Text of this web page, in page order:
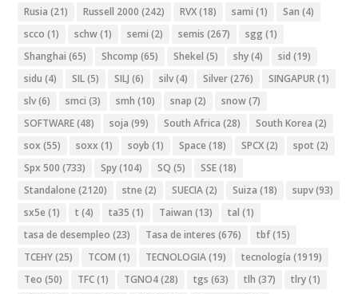
Rusia (21) Russell 2000 (242) RVX(18) sami (1) San (4)
scco (1) schw(1) semi (2) semis (267) sgg (1)
Shanghai (65) Shcomp (65) Shekel (5) shy(4) sid (19)
sidu (4) SIL(5) SILJ (6) silv(4) Silver(276) SINGAPUR(1)
slv(6) smci (3) smh (10) snap (2) snow(7)
SOFTWARE(48) soja (99) South Africa (28) South Korea (2)
sox (55) soxx (1) soyb (1) Space (18) SPCX(2) spot (2)
Spx 500 (733) Spy(104) SQ (5) SSE(18)
Standalone (2120) stne (2) SUECIA(2) Suiza (18) supv(93)
sx5e (1) t (4) ta35 (1) Taiwan (13) tal (1)
tasa de desempleo (23) Tasa de interes (676) tbf(15)
TCEHY(25) TCOM (1) TECNOLOGIA(19) tecnología (1919)
Teo (50) TFC(1) TGNO4(28) tgs (63) tlh (37) tlry(1)